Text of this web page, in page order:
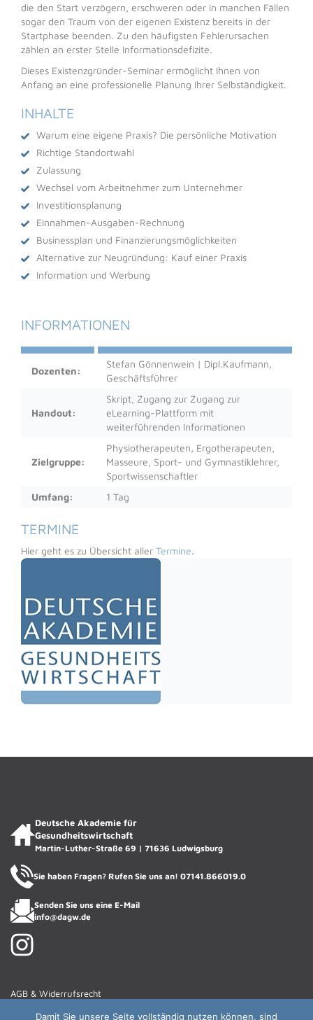
die den Start verzögern, erschweren oder in manchen Fällen
sogar den Traum von der eigenen Existenz bereits in der
Startphase beenden. Zu den häufigsten Fehlerursachen
zählen an erster Stelle Informationsdefizite.
Dieses Existenzgründer-Seminar ermöglicht Ihnen von
Anfang an eine professionelle Planung Ihrer Selbständigkeit.
INHALTE
Warum eine eigene Praxis? Die persönliche Motivation
Richtige Standortwahl
Zulassung
Wechsel vom Arbeitnehmer zum Unternehmer
Investitionsplanung
Einnahmen-Ausgaben-Rechnung
Businessplan und Finanzierungsmöglichkeiten
Alternative zur Neugründung: Kauf einer Praxis
Information und Werbung
INFORMATIONEN
Dozenten:
Stefan Gönnenwein | Dipl.Kaufmann,
Geschäftsführer
Handout:
Skript, Zugang zur Zugang zur
eLearning-Plattform mit
weiterführenden Informationen
Zielgruppe:
Physiotherapeuten, Ergotherapeuten,
Masseure, Sport- und Gymnastiklehrer,
Sportwissenschaftler
Umfang:
1 Tag
TERMINE
Hier geht es zu Übersicht aller Termine.
Deutsche Akademie für
Gesundheitswirtschaft
Martin-Luther-Straße 69 | 71636 Ludwigsburg
Sie haben Fragen? Rufen Sie uns an! 07141.866019.0
Senden Sie uns eine E-Mail
info@dagw.de
AGB & Widerrufsrecht
Haftungsausschluss
Damit Sie unsere Seite vollständig nutzen können, sind